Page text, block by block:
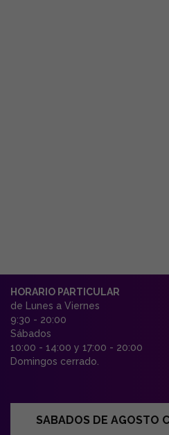
HORARIO PARTICULAR
de Lunes a Viernes
9:30 - 20:00
Sábados
10:00 - 14:00 y 17:00 - 20:00
Domingos cerrado.
SABADOS DE